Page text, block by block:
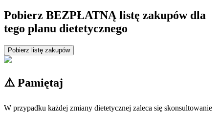
Pobierz BEZPŁATNĄ listę zakupów dla
tego planu dietetycznego
Pobierz listę zakupów
⚠️ Pamiętaj
W przypadku każdej zmiany dietetycznej zaleca się skonsultowanie